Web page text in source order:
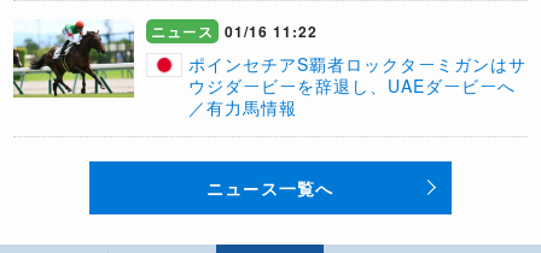
ニュース 01/16 11:22
ポインセチアS覇者ロックターミガンはサ
ウジダービーを辞退し、UAEダービーへ
／有力馬情報
ニュース一覧へ